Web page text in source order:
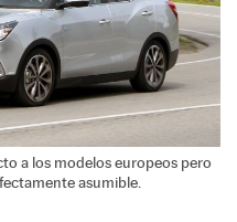
a los modelos europeos pero
asumible.